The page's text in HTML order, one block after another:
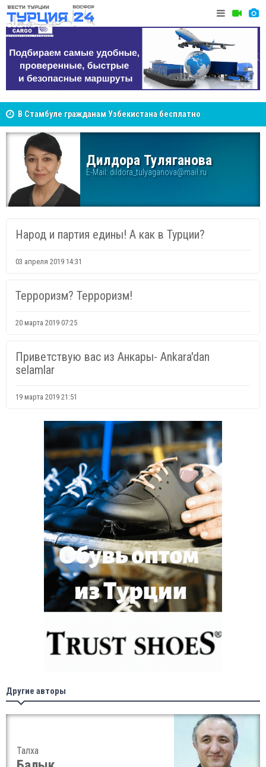
В Стамбуле гражданам Узбекистана бесплатно
помогут разобраться в юридических вопросах
Дилдора Туляганова
E-Mail: dildora_tulyaganova@mail.ru
Народ и партия едины! А как в Турции?
03 апреля 2019 14:31
Терроризм? Терроризм!
20 марта 2019 07:25
Приветствую вас из Анкары- Ankara'dan
selamlar
19 марта 2019 21:51
Другие авторы
Талха